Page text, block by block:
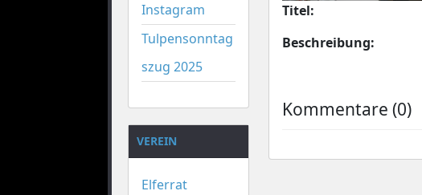
Instagram
Tulpensonntag
szug 2025
VEREIN
Elferrat
Titel:
Beschreibung:
Kommentare (0)